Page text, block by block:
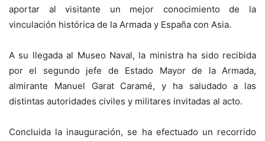
aportar al visitante un mejor conocimiento de la
vinculación histórica de la Armada y España con Asia.
A su llegada al Museo Naval, la ministra ha sido recibida
por el segundo jefe de Estado Mayor de la Armada,
almirante Manuel Garat Caramé, y ha saludado a las
distintas autoridades civiles y militares invitadas al acto.
Concluida la inauguración, se ha efectuado un recorrido